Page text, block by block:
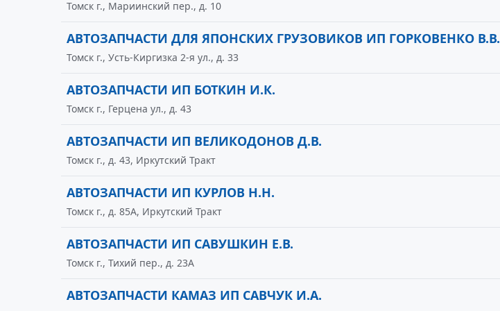
Томск г., Мариинский пер., д. 10
АВТОЗАПЧАСТИ ДЛЯ ЯПОНСКИХ ГРУЗОВИКОВ ИП ГОРКОВЕНКО В.В.
Томск г., Усть-Киргизка 2-я ул., д. 33
АВТОЗАПЧАСТИ ИП БОТКИН И.К.
Томск г., Герцена ул., д. 43
АВТОЗАПЧАСТИ ИП ВЕЛИКОДОНОВ Д.В.
Томск г., д. 43, Иркутский Тракт
АВТОЗАПЧАСТИ ИП КУРЛОВ Н.Н.
Томск г., д. 85А, Иркутский Тракт
АВТОЗАПЧАСТИ ИП САВУШКИН Е.В.
Томск г., Тихий пер., д. 23А
АВТОЗАПЧАСТИ КАМАЗ ИП САВЧУК И.А.